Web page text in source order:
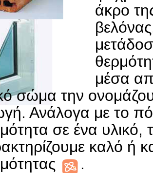
άκρο
μέσα
σώμα την
Ανάλογα με το
σε ένα υλικό,
καλό ή
.